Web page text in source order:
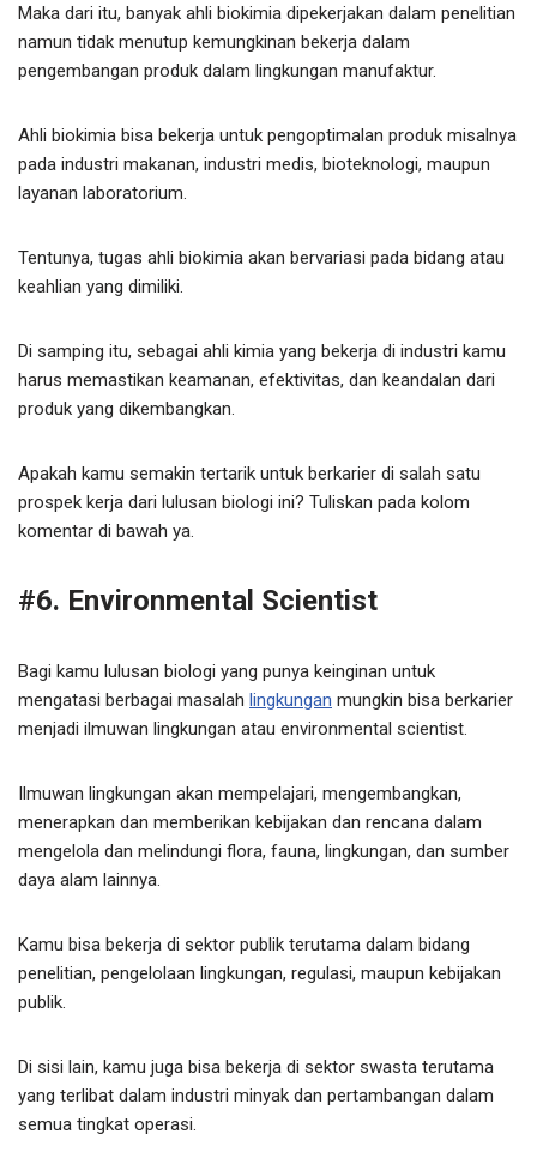
Maka dari itu, banyak ahli biokimia dipekerjakan dalam penelitian
namun tidak menutup kemungkinan bekerja dalam
pengembangan produk dalam lingkungan manufaktur.
Ahli biokimia bisa bekerja untuk pengoptimalan produk misalnya
pada industri makanan, industri medis, bioteknologi, maupun
layanan laboratorium.
Tentunya, tugas ahli biokimia akan bervariasi pada bidang atau
keahlian yang dimiliki.
Di samping itu, sebagai ahli kimia yang bekerja di industri kamu
harus memastikan keamanan, efektivitas, dan keandalan dari
produk yang dikembangkan.
Apakah kamu semakin tertarik untuk berkarier di salah satu
prospek kerja dari lulusan biologi ini? Tuliskan pada kolom
komentar di bawah ya.
#6. Environmental Scientist
Bagi kamu lulusan biologi yang punya keinginan untuk
mengatasi berbagai masalah lingkungan mungkin bisa berkarier
menjadi ilmuwan lingkungan atau environmental scientist.
Ilmuwan lingkungan akan mempelajari, mengembangkan,
menerapkan dan memberikan kebijakan dan rencana dalam
mengelola dan melindungi flora, fauna, lingkungan, dan sumber
daya alam lainnya.
Kamu bisa bekerja di sektor publik terutama dalam bidang
penelitian, pengelolaan lingkungan, regulasi, maupun kebijakan
publik.
Di sisi lain, kamu juga bisa bekerja di sektor swasta terutama
yang terlibat dalam industri minyak dan pertambangan dalam
semua tingkat operasi.